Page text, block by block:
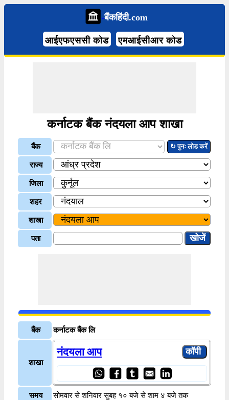
बैंकहिंदी.com
आईएफएससी कोड एमआईसीआर कोड
कर्नाटक बैंक नंदयला आप शाखा
बैंक ↻ पुनः लोड करें
राज्य
जिला
शहर
शाखा
पता
बैंक कर्नाटक बैंक लि
शाखा
नंदयला आप
समय सोमवार से शनिवार सुबह १० बजे से शाम ४ बजे तक